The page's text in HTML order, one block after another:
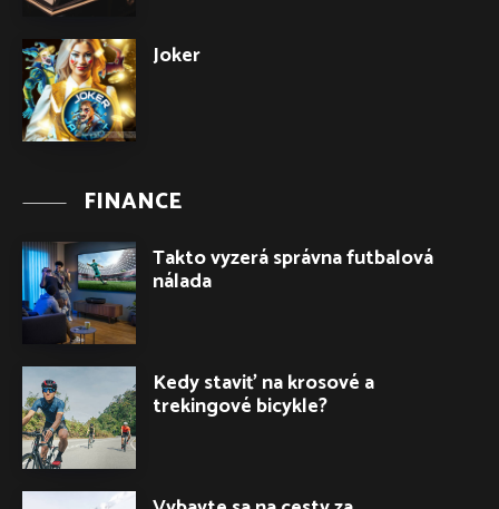
Joker
FINANCE
Takto vyzerá správna futbalová
nálada
Kedy staviť na krosové a
trekingové bicykle?